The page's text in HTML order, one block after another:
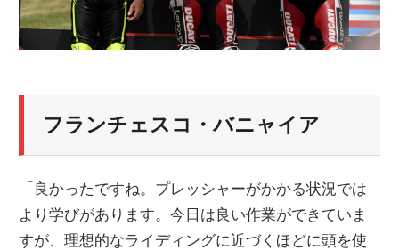
フランチェスコ・バニャイア
「良かったですね。プレッシャーがかかる状況では
より学びがあります。今日は良い作業ができていま
すが、理想的なライディングに近づくほどに頭を使